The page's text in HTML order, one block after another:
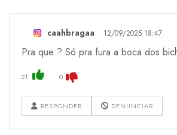
caahbragaa 12/09/2025 18:47
Pra que ? Só pra fura a boca dos
21 0
RESPONDER DENUNCIAR